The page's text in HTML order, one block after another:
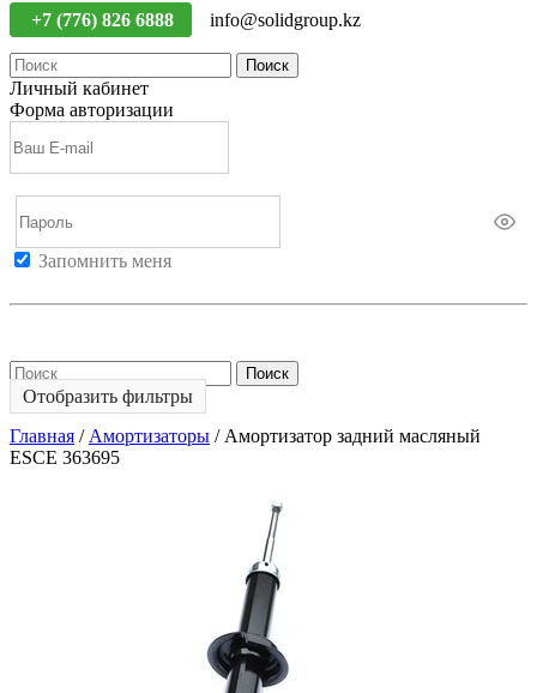
+7 (776) 826 6888 info@solidgroup.kz
Поиск
Личный кабинет
Форма авторизации
Запомнить меня
Поиск
Отобразить фильтры
Главная / Амортизаторы / Амортизатор задний масляный
ESCE 363695